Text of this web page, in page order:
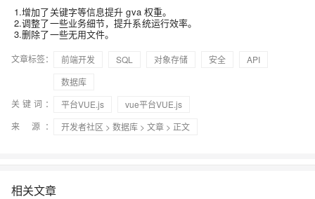
1.增加了关键字等信息提升 gva 权重。
2.调整了一些业务细节，提升系统运行效率。
3.删除了一些无用文件。
文章标签： 前端开发 SQL 对象存储 安全
API
数据库
关键词：
平台VUE.js
vue平台VUE.js
来 源：
开发者社区 > 数据库 > 文章 > 正文
相关文章